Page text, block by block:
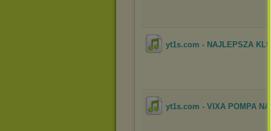
yt1s.com - NAJLEPSZA
yt1s.com - VIXA POMPA